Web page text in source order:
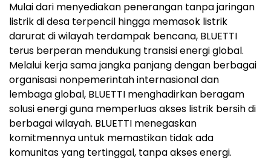
Mulai dari menyediakan penerangan tanpa jaringan
listrik di desa terpencil hingga memasok listrik
darurat di wilayah terdampak bencana, BLUETTI
terus berperan mendukung transisi energi global.
Melalui kerja sama jangka panjang dengan berbagai
organisasi nonpemerintah internasional dan
lembaga global, BLUETTI menghadirkan beragam
solusi energi guna memperluas akses listrik bersih di
berbagai wilayah. BLUETTI menegaskan
komitmennya untuk memastikan tidak ada
komunitas yang tertinggal, tanpa akses energi.